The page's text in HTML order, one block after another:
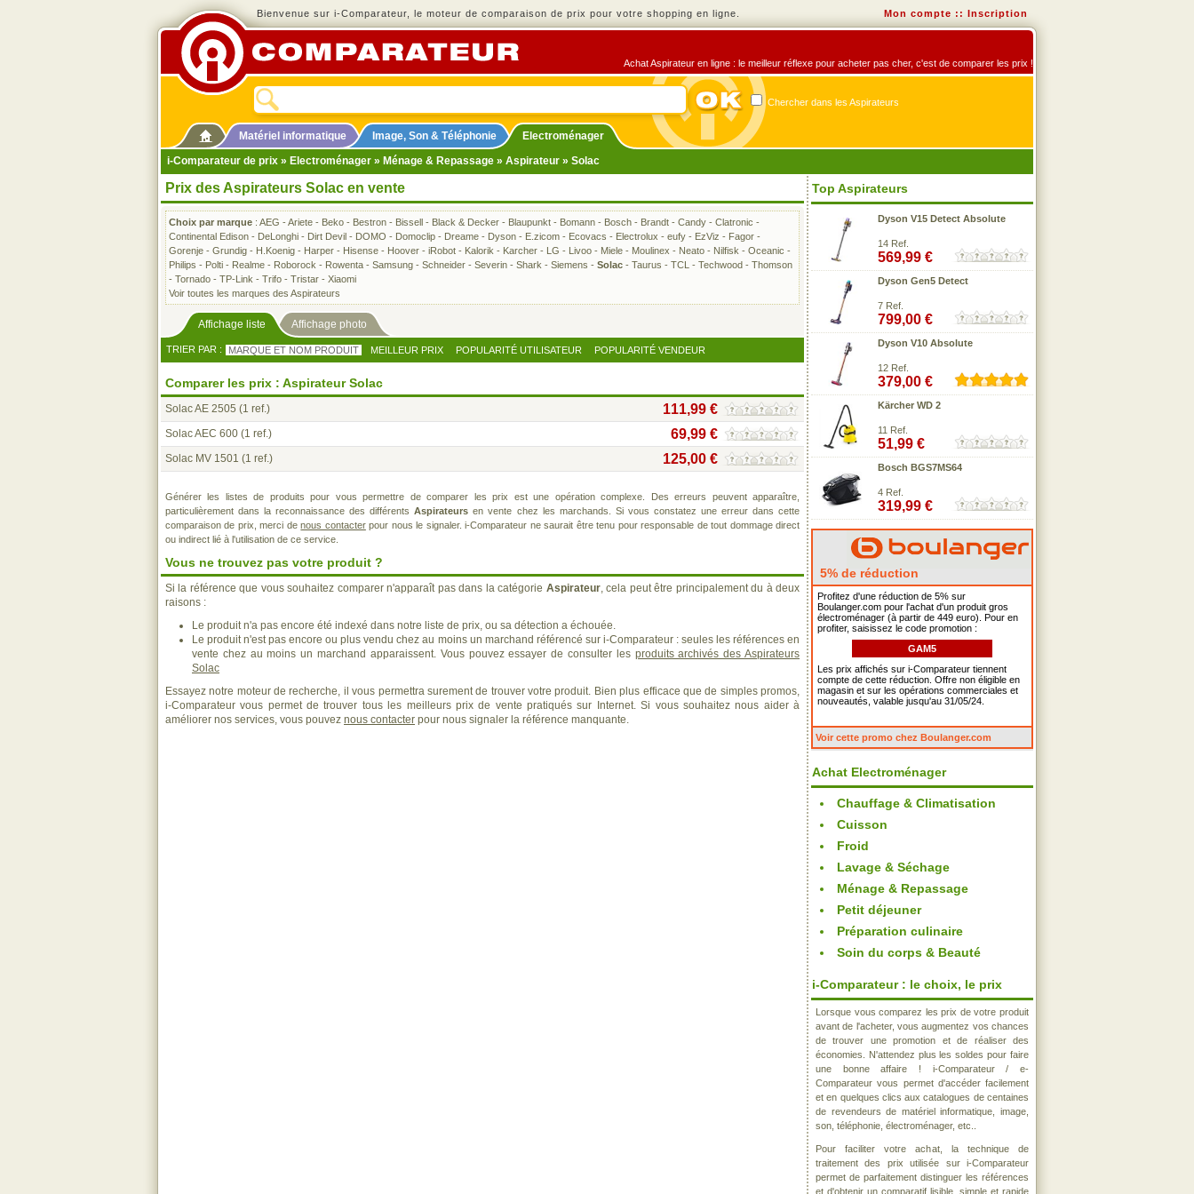
Bienvenue sur i-Comparateur, le moteur de comparaison de prix pour votre shopping en ligne. Mon compte :: Inscription
Achat Aspirateur en ligne : le meilleur réflexe pour acheter pas cher, c'est de comparer les prix !
Chercher dans les Aspirateurs
Matériel informatique Image, Son & Téléphonie
Electroménager
i-Comparateur de prix » Electroménager » Ménage & Repassage » Aspirateur » Solac
Prix des Aspirateurs Solac en vente
Choix par marque : AEG -Ariete - Beko - Bestron - Bissell - Black & Decker - Blaupunkt - Bomann - Bosch - Brandt - Candy - Clatronic -
Continental Edison - DeLonghi - Dirt Devil - DOMO - Domoclip - Dreame - Dyson - E.zicom - Ecovacs - Electrolux - eufy - EzViz - Fagor -
Gorenje - Grundig - H.Koenig - Harper - Hisense - Hoover - iRobot - Kalorik - Karcher - LG - Livoo - Miele - Moulinex - Neato - Nilfisk - Oceanic -
Philips - Polti - Realme - Roborock - Rowenta - Samsung - Schneider - Severin - Shark - Siemens - Solac - Taurus - TCL - Techwood - Thomson
- Tornado - TP-Link - Trifo - Tristar - Xiaomi
Voir toutes les marques des Aspirateurs
Affichage liste Affichage photo
TRIER PAR : MARQUE ET NOM PRODUIT MEILLEUR PRIX POPULARITÉ UTILISATEUR POPULARITÉ VENDEUR
Comparer les prix : Aspirateur Solac
Solac AE 2505 (1 ref.) 111,99 €
Solac AEC 600 (1 ref.) 69,99 €
Solac MV 1501 (1 ref.) 125,00 €
Générer les listes de produits pour vous permettre de comparer les prix est une opération complexe. Des erreurs peuvent apparaître,
particulièrement dans la reconnaissance des différentsAspirateurs en vente chez les marchands. Si vous constatez une erreur dans cette
comparaison de prix, merci denous contacterpour nous le signaler. i-Comparateur ne saurait être tenu pour responsable de tout dommage direct
ou indirect lié à l'utilisation de ce service.
Vous ne trouvez pas votre produit ?
Si la référence que vous souhaitez comparer n'apparaît pas dans la catégorie Aspirateur, cela peut être principalement du à deux
raisons :
Le produit n'a pas encore été indexé dans notre liste de prix, ou sa détection a échouée.
Le produit n'est pas encore ou plus vendu chez au moins un marchand référencé sur i-Comparateur : seules les références en
vente chez au moins un marchand apparaissent. Vous pouvez essayer de consulter les produits archivés des Aspirateurs
Solac
Essayez notre moteur de recherche, il vous permettra surement de trouver votre produit. Bien plus efficace que de simples promos,
i-Comparateur vous permet de trouver tous les meilleurs prix de vente pratiqués sur Internet. Si vous souhaitez nous aider à
améliorer nos services, vous pouvez nous contacter pour nous signaler la référence manquante.
Top Aspirateurs
Dyson V15 Detect Absolute
14 Ref.
569,99 €
Dyson Gen5 Detect
7 Ref.
799,00 €
Dyson V10 Absolute
12 Ref.
379,00 €
Kärcher WD 2
11 Ref.
51,99 €
Bosch BGS7MS64
4 Ref.
319,99 €
5% de réduction
Profitez d'une réduction de 5% sur
Boulanger.com pour l'achat d'un produit gros
électroménager (à partir de 449 euro). Pour en
profiter, saisissez le code promotion :
GAM5
Les prix affichés sur i-Comparateur tiennent
compte de cette réduction. Offre non éligible en
magasin et sur les opérations commerciales et
nouveautés, valable jusqu'au 31/05/24.
Voir cette promo chez Boulanger.com
Achat Electroménager
Chauffage & Climatisation
Cuisson
Froid
Lavage & Séchage
Ménage & Repassage
Petit déjeuner
Préparation culinaire
Soin du corps & Beauté
i-Comparateur : le choix, le prix
Lorsque vous comparez les prix de votre produit
avant de l'acheter, vous augmentez vos chances
de trouver une promotion et de réaliser des
économies. N'attendez plus les soldes pour faire
une bonne affaire ! i-Comparateur / e-
Comparateur vous permet d'accéder facilement
et en quelques clics aux catalogues de centaines
de revendeurs de matériel informatique, image,
son, téléphonie, électroménager, etc..
Pour faciliter votre achat, la technique de
traitement des prix utilisée sur i-Comparateur
permet de parfaitement distinguer les références
et d'obtenir un comparatif lisible, simple et rapide